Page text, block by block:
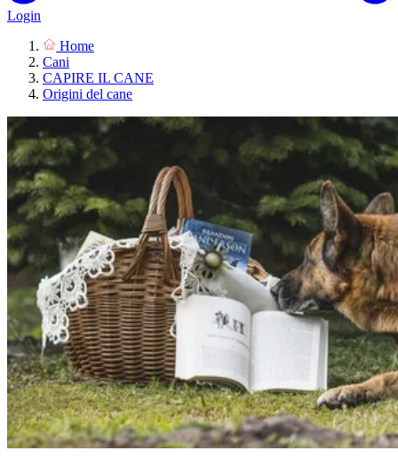
Login
Home
Cani
CAPIRE IL CANE
Origini del cane